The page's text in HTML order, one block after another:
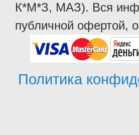
К*М*З, МАЗ). Вся
публичной офертой,
Политика